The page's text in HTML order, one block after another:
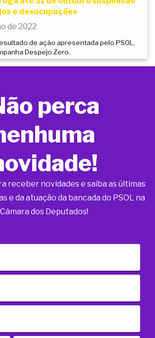
e desocupações
de 2022
de ação apresentada pelo PSOL,
Despejo Zero.
perca
receber novidades e saiba as últimas
e da atuação da bancada do PSOL na
Câmara dos Deputados!